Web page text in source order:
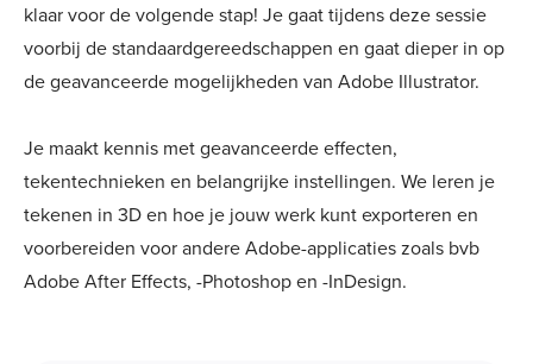
klaar voor de volgende stap! Je gaat tijdens deze sessie
voorbij de standaardgereedschappen en gaat dieper in op
de geavanceerde mogelijkheden van Adobe Illustrator.
Je maakt kennis met geavanceerde effecten,
tekentechnieken en belangrijke instellingen. We leren je
tekenen in 3D en hoe je jouw werk kunt exporteren en
voorbereiden voor andere Adobe-applicaties zoals bvb
Adobe After Effects, -Photoshop en -InDesign.